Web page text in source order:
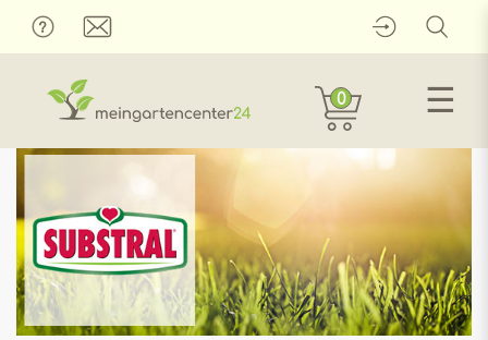
0 ☰